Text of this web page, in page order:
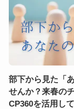
部下から見た「
せんか？来春の
CP360を活用し